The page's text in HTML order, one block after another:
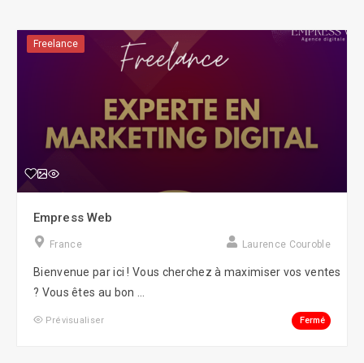
Freelance
Empress Web
France Laurence Couroble
Bienvenue par ici ! Vous cherchez à maximiser vos ventes
? Vous êtes au bon ...
Prévisualiser Fermé